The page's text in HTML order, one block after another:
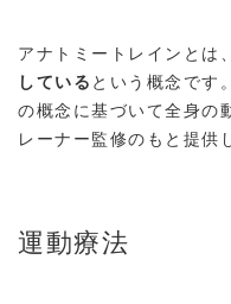
アナトミートレインとは、
している という概念です
の概念に基づいて全身の
レーナー監修のもと提供
運動療法